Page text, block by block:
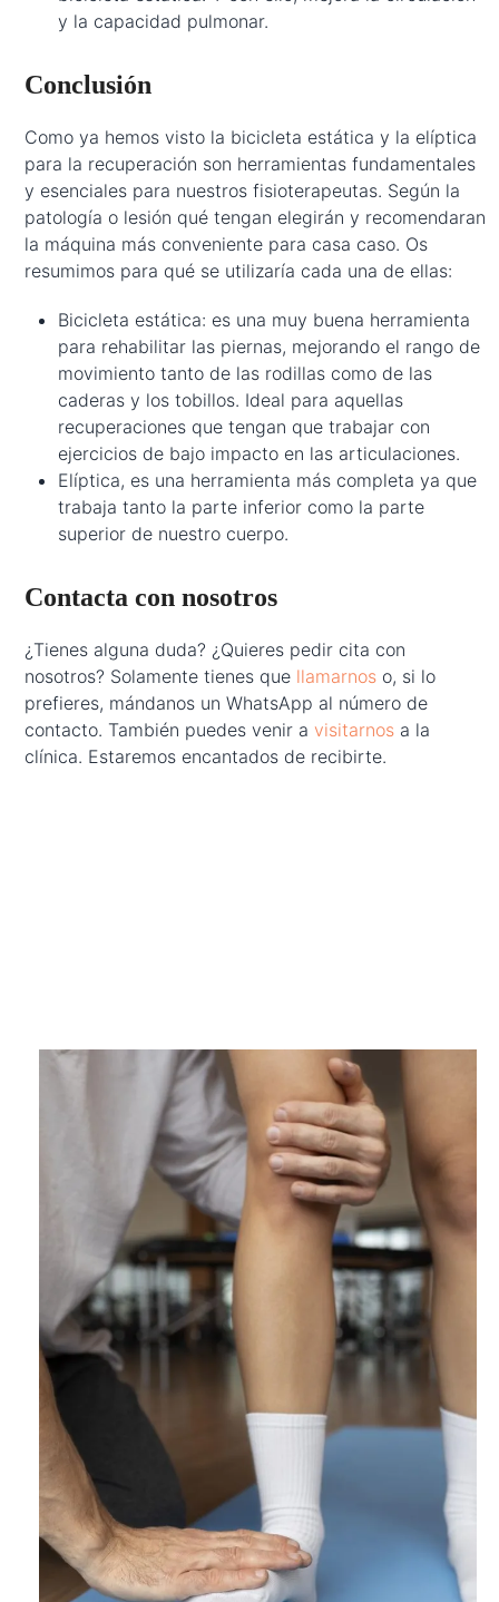
y la capacidad pulmonar.
Conclusión
Como ya hemos visto la bicicleta estática y la elíptica
para la recuperación son herramientas fundamentales
y esenciales para nuestros fisioterapeutas. Según la
patología o lesión qué tengan elegirán y recomendaran
la máquina más conveniente para casa caso. Os
resumimos para qué se utilizaría cada una de ellas:
Bicicleta estática: es una muy buena herramienta
para rehabilitar las piernas, mejorando el rango de
movimiento tanto de las rodillas como de las
caderas y los tobillos. Ideal para aquellas
recuperaciones que tengan que trabajar con
ejercicios de bajo impacto en las articulaciones.
Elíptica, es una herramienta más completa ya que
trabaja tanto la parte inferior como la parte
superior de nuestro cuerpo.
Contacta con nosotros
¿Tienes alguna duda? ¿Quieres pedir cita con
nosotros? Solamente tienes que llamarnos o, si lo
prefieres, mándanos un WhatsApp al número de
contacto. También puedes venir avisitarnos a la
clínica. Estaremos encantados de recibirte.